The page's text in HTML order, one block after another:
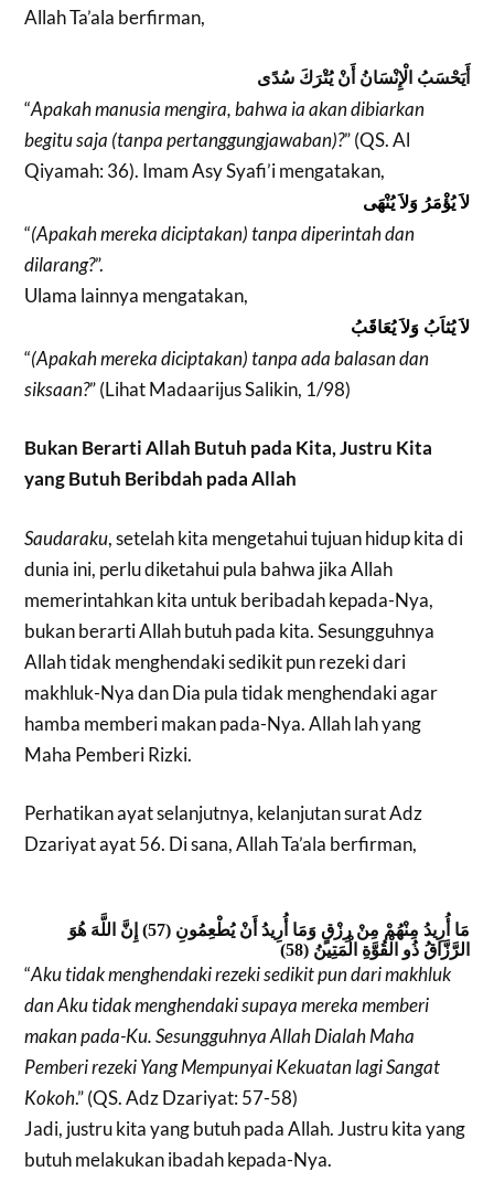
Allah Ta’ala berfirman,
أَيَحْسَبُ الْإِنْسَانُ أَنْ يُتْرَكَ سُدًى
“Apakah manusia mengira, bahwa ia akan dibiarkan
begitu saja (tanpa pertanggungjawaban)?” (QS. Al
Qiyamah: 36). Imam Asy Syafi’i mengatakan,
لاَ يُؤْمَرُ وَلاَ يُنْهَى
“(Apakah mereka diciptakan) tanpa diperintah dan
dilarang?”.
Ulama lainnya mengatakan,
لاَ يُثاَبُ وَلاَ يُعَاقَبُ
“(Apakah mereka diciptakan) tanpa ada balasan dan
siksaan?” (Lihat Madaarijus Salikin, 1/98)
Bukan Berarti Allah Butuh pada Kita, Justru Kita
yang Butuh Beribdah pada Allah
Saudaraku, setelah kita mengetahui tujuan hidup kita di
dunia ini, perlu diketahui pula bahwa jika Allah
memerintahkan kita untuk beribadah kepada-Nya,
bukan berarti Allah butuh pada kita. Sesungguhnya
Allah tidak menghendaki sedikit pun rezeki dari
makhluk-Nya dan Dia pula tidak menghendaki agar
hamba memberi makan pada-Nya. Allah lah yang
Maha Pemberi Rizki.
Perhatikan ayat selanjutnya, kelanjutan surat Adz
Dzariyat ayat 56. Di sana, Allah Ta’ala berfirman,
مَا أُرِيدُ مِنْهُمْ مِنْ رِزْقٍ وَمَا أُرِيدُ أَنْ يُطْعِمُونِ(57)
إِنَّ اللَّهَ هُوَ
الرَّزَّاقُ ذُو الْقُوَّةِ الْمَتِينُ(58)
“Aku tidak menghendaki rezeki sedikit pun dari makhluk
dan Aku tidak menghendaki supaya mereka memberi
makan pada-Ku. Sesungguhnya Allah Dialah Maha
Pemberi rezeki Yang Mempunyai Kekuatan lagi Sangat
Kokoh.” (QS. Adz Dzariyat: 57-58)
Jadi, justru kita yang butuh pada Allah. Justru kita yang
butuh melakukan ibadah kepada-Nya.